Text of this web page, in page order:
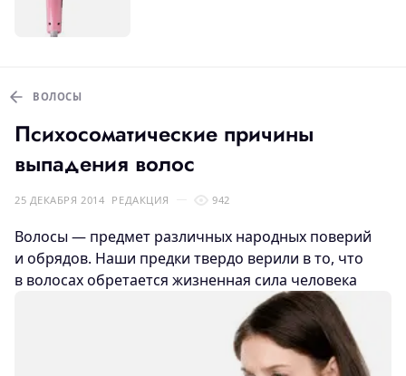
ВОЛОСЫ
Психосоматические причины
выпадения волос
25 ДЕКАБРЯ 2014 РЕДАКЦИЯ 942
Волосы — предмет различных народных поверий
и обрядов. Наши предки твердо верили в то, что
в волосахобретается жизненная сила человека